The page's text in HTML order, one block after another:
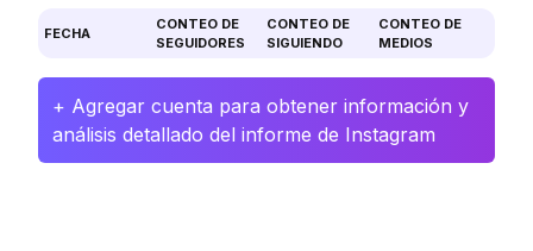
FECHA
CONTEO DE
SEGUIDORES
CONTEO DE
SIGUIENDO
CONTEO DE
MEDIOS
+ Agregar cuenta para obtener información y
análisis detallado del informe de Instagram